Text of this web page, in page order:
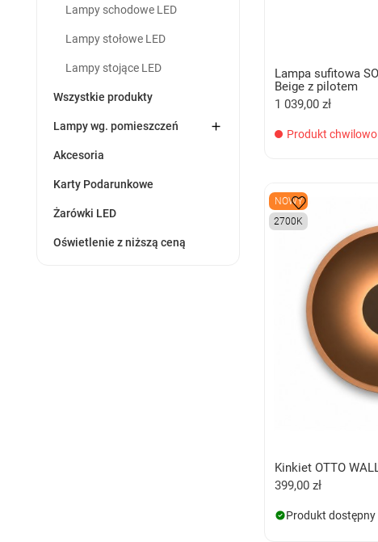
Lampy schodowe LED
Lampy stołowe LED
Lampy stojące LED
Wszystkie produkty
Lampy wg. pomieszczeń 
Akcesoria
Karty Podarunkowe
Żarówki LED
Oświetlenie z niższą ceną
Lampa sufitowa
Beige z pilotem
1 039,00 zł
Produkt
NOWY
2700K
Kinkiet OTTO
399,00 zł
Produkt dostępny